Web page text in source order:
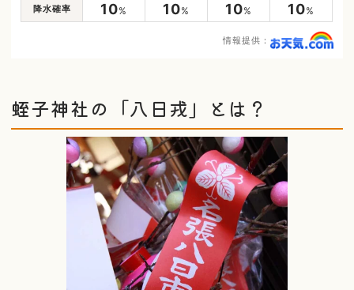
降水確率 10% 10% 10% 10%
情報提供：
蛭子神社の「八日戎」とは？